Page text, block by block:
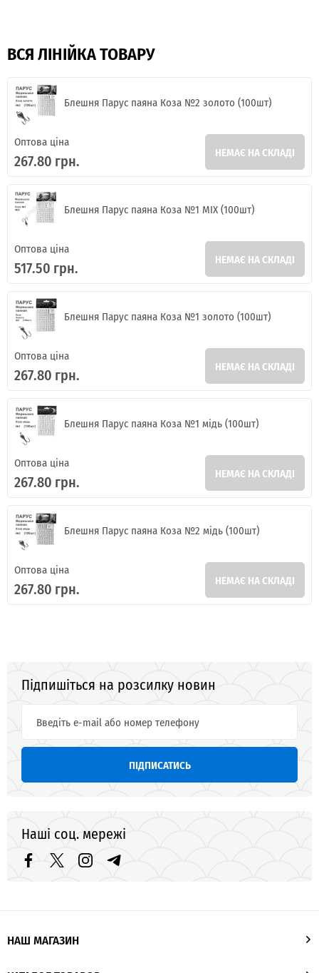
ВСЯ ЛІНІЙКА ТОВАРУ
Блешня Парус паяна Коза №2 золото (100шт)
Оптова ціна
267.80 грн. НЕМАЄ НА СКЛАДІ
Блешня Парус паяна Коза №1 MIX (100шт)
Оптова ціна
517.50 грн. НЕМАЄ НА СКЛАДІ
Блешня Парус паяна Коза №1 золото (100шт)
Оптова ціна
267.80 грн. НЕМАЄ НА СКЛАДІ
Блешня Парус паяна Коза №1 мідь (100шт)
Оптова ціна
267.80 грн. НЕМАЄ НА СКЛАДІ
Блешня Парус паяна Коза №2 мідь (100шт)
Оптова ціна
267.80 грн. НЕМАЄ НА СКЛАДІ
Підпишіться на розсилку новин
ПІДПИСАТИСЬ
Наші соц. мережі
НАШ МАГАЗИН